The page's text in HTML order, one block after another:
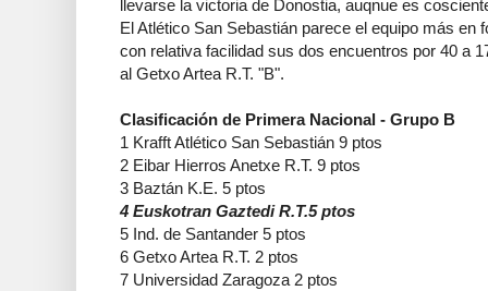
llevarse la victoria de Donostia, auqnue es
El Atlético San Sebastián parece el equipo más en
con relativa facilidad sus dos encuentros por 40 a
al Getxo Artea R.T. "B".
Clasificación de Primera Nacional - Grupo B
1 Krafft Atlético San Sebastián 9 ptos
2 Eibar Hierros Anetxe R.T. 9 ptos
3 Baztán K.E. 5 ptos
4 Euskotran Gaztedi R.T.5 ptos
5 Ind. de Santander 5 ptos
6 Getxo Artea R.T. 2 ptos
7 Universidad Zaragoza 2 ptos